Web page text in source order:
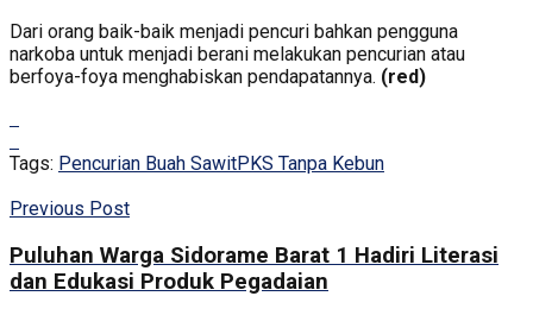
Dari orang baik-baik menjadi pencuri bahkan pengguna
narkoba untuk menjadi berani melakukan pencurian atau
berfoya-foya menghabiskan pendapatannya. (red)
Tags: Pencurian Buah SawitPKS Tanpa Kebun
Previous Post
Puluhan Warga Sidorame Barat 1 Hadiri Literasi
dan Edukasi Produk Pegadaian